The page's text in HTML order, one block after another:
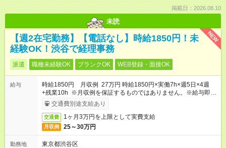
掲載日：2026.08.10
未読
NEW
【週2在宅勤務】【電話なし】時給1850円！未
経験OK！渋谷で経理事務
派遣 職種未経験OK ブランクOK WEB登録・面接OK
給与
時給1850円 月収例 27万円 時給1850円×実働7h×週5日×4週
+残業10h ※月収例を保証するものではありません。※給与即受
取りサービス利用可（利用条件有）
交通費別途支給あり
交通費 1ヶ月3万円を上限として実費支給
月収例 25～30万円
勤務地
東京都渋谷区